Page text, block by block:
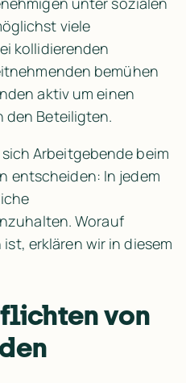
viele
kollidierenden
bemühen
aktiv um einen
den Beteiligten.
Arbeitgebende beim
entscheiden: In jedem
Worauf
erklären wir in diesem
von